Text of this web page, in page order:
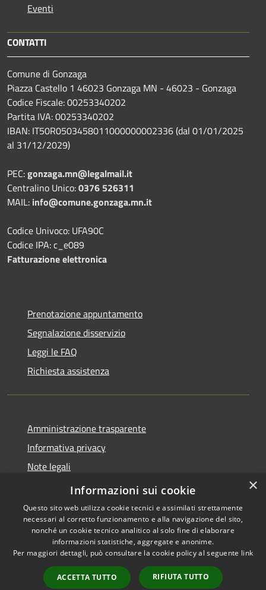
Eventi
CONTATTI
Comune di Gonzaga
Piazza Castello 1 46023 Gonzaga MN - 46023 - Gonzaga
Codice Fiscale: 00253340202
Partita IVA: 00253340202
IBAN: IT50R0503458011000000002336 (dal 01/01/2025
al 31/12/2029)
PEC:gonzaga.mn@legalmail.it
Centralino Unico:0376 526311
MAIL: info@comune.gonzaga.mn.it
Codice Univoco: UFA90C
Codice IPA: c_e089
Fatturazione elettronica
Prenotazione appuntamento
Segnalazione disservizio
Leggi le FAQ
Richiesta assistenza
Amministrazione trasparente
Informativa privacy
Note legali
Dichiarazione di accessibilità
Accessibilità
Copyright © 2026 • Città di
Gonzaga • Powered by
Municipium•
Accesso
×
Informazioni sui cookie
Questo sito web utilizza cookie tecnici e assimilati strettamente
necessari al corretto funzionamento e alla navigazione del sito,
nonché un cookie tecnico analitico al solo fine di elaborare
informazioni statistiche, aggregate e anonime.
Per maggiori dettagli, può consultare la cookie policy al seguente link
ACCETTA TUTTO RIFIUTA TUTTO